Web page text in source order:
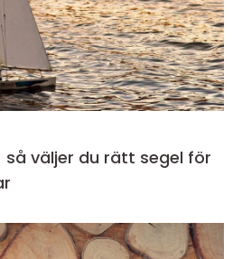
väljer du rätt segel för